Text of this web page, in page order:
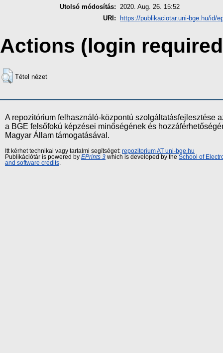
Utolsó módosítás: 2020. Aug. 26. 15:52
URI:
https://publikaciotar.uni-bge.hu/id/
Actions (login
Tétel nézet
A repozitórium felhasználó-központú szolgáltatásfejlesztése
a BGE felsőfokú képzései minőségének és
Magyar Állam támogatásával.
Itt kérhet technikai vagy tartalmi segítséget: repozitorium AT uni-bge.hu
Publikációtár is powered by EPrints 3 which is developed by the School of
and software credits